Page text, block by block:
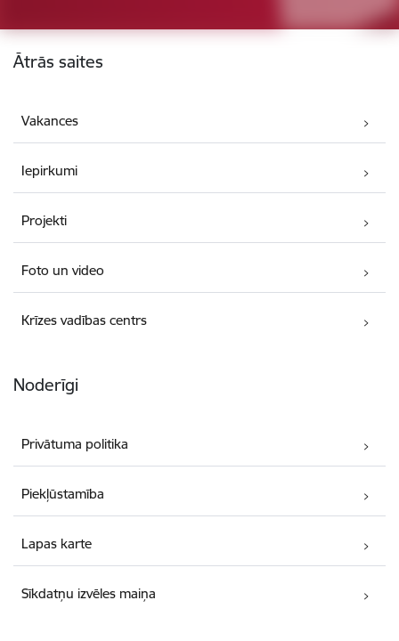
Kājene
Ātrās saites
Vakances
Iepirkumi
Projekti
Foto un video
Krīzes vadības centrs
Noderīgi
Privātuma politika
Piekļūstamība
Lapas karte
Sīkdatņu izvēles maiņa